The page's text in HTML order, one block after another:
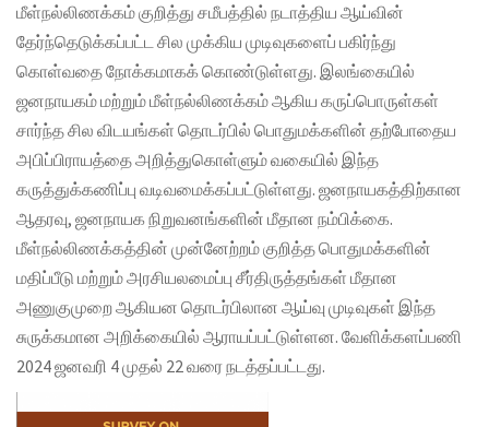
மீள்நல்லிணக்கம் குறித்து சமீபத்தில் நடாத்திய ஆய்வின்
தேர்ந்தெடுக்கப்பட்ட சில முக்கிய முடிவுகளைப் பகிர்ந்து
கொள்வதை நோக்கமாகக் கொண்டுள்ளது. இலங்கையில்
ஜனநாயகம் மற்றும் மீள்நல்லிணக்கம் ஆகிய கருப்பொருள்கள்
சார்ந்த சில விடயங்கள் தொடர்பில் பொதுமக்களின் தற்போதைய
அபிப்பிராயத்தை அறித்துகொள்ளும் வகையில் இந்த
கருத்துக்கணிப்பு வடிவமைக்கப்பட்டுள்ளது. ஜனநாயகத்திற்கான
ஆதரவு, ஜனநாயக நிறுவனங்களின் மீதான நம்பிக்கை.
மீள்நல்லிணக்கத்தின் முன்னேற்றம் குறித்த பொதுமக்களின்
மதிப்பீடு மற்றும் அரசியலமைப்பு சீர்திருத்தங்கள் மீதான
அணுகுமுறை ஆகியன தொடர்பிலான ஆய்வு முடிவுகள் இந்த
சுருக்கமான அறிக்கையில் ஆராயப்பட்டுள்ளன. வேளிக்களப்பணி
2024ஜனவரி 4முதல் 22வரை நடத்தப்பட்டது.